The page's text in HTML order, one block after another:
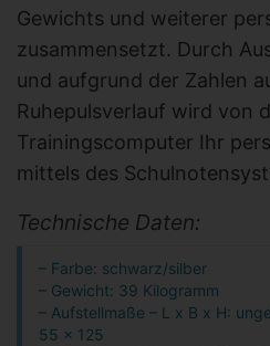
Gewichts und weiterer
zusammensetzt. Durch
und aufgrund der Zahlen
Ruhepulsverlauf wird von
Trainingscomputer Ihr
mittels des
Technische Daten:
– Farbe: schwarz/silber
– Gewicht: 39 Kilogramm
– Aufstellmaße – L x B x H:
55 x 125